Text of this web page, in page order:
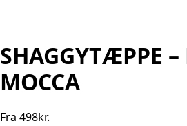
SHAGGYTÆPPE
MOCCA
Fra 498kr.